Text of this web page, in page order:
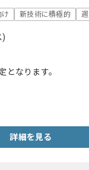
け 新技術に積極的
)
なります。
詳細を見る